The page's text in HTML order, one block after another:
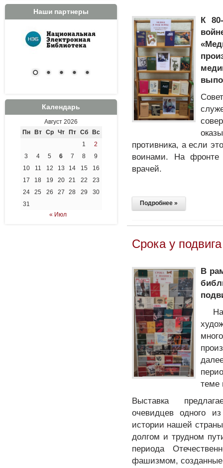
Наши партнеры
Календарь
Август 2026
Пн
Вт Ср Чт Пт Сб
Вс
1
2
3
4 5 6 7 8
9
10
11 12 13 14 15
16
17
18 19 20 21 22
23
24
25 26 27 28 29
30
31
« Июл
К
противника, а если
воинами. На
врачей.
Подробнее »
Срока у
В
теме
Выставка
очевидцев одного
истории нашей
долгом и трудном
периода
фашизмом, созданные